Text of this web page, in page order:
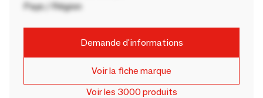
Pays / Région
Demande d'informations
Voir la fiche marque
Voir les 3000 produits